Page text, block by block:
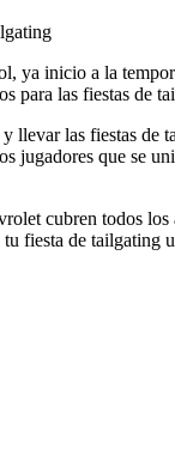
ya inicio a la
para las fiestas de
llevar las fiestas
jugadores que se
cubren todos
fiesta de tailgating